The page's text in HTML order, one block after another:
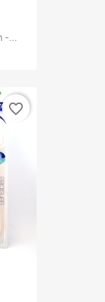
-...
favorite_border